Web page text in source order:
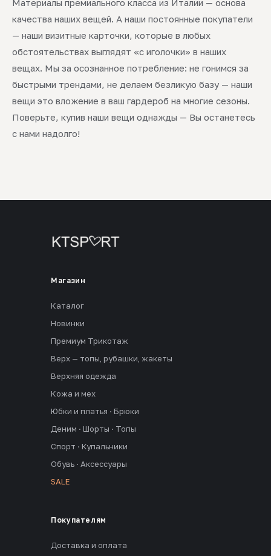
Материалы премиального класса из Италии — основа
качества наших вещей. А наши постоянные покупатели
— наши визитные карточки, которые в любых
обстоятельствах выглядят «с иголочки» в наших
вещах. Мы за осознанное потребление: не гонимся за
быстрыми трендами, не делаем безликую базу — наши
вещи это вложение в ваш гардероб на многие сезоны.
Поверьте, купив наши вещи однажды — Вы останетесь
с нами надолго!
Магазин
Каталог
Новинки
Премиум Трикотаж
Верх — топы, рубашки, жакеты
Верхняя одежда
Кожа и мех
Юбки и платья · Брюки
Деним · Шорты · Топы
Спорт · Купальники
Обувь · Аксессуары
SALE
Покупателям
Доставка и оплата